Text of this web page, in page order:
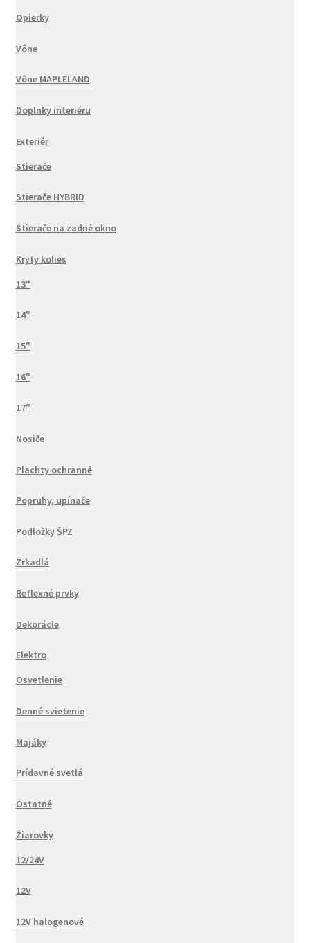
Opierky
Vône
Vône MAPLELAND
Doplnky interiéru
Exteriér
Stierače
Stierače HYBRID
Stierače na zadné okno
Kryty kolies
13"
14"
15"
16"
17"
Nosiče
Plachty ochranné
Popruhy, upínače
Podložky ŠPZ
Zrkadlá
Reflexné prvky
Dekorácie
Elektro
Osvetlenie
Denné svietenie
Majáky
Prídavné svetlá
Ostatné
Žiarovky
12/24V
12V
12V halogenové